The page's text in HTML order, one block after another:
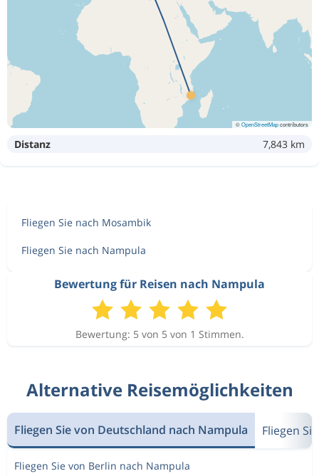
©OpenStreetMapcontributors
Distanz 7,843 km
Fliegen Sie nach Mosambik
Fliegen Sie nach Nampula
Bewertung für Reisen nach Nampula
Bewertung: 5 von 5 von 1 Stimmen.
Alternative Reisemöglichkeiten
Fliegen Sie von Deutschland nach Nampula Fliegen
Fliegen Sie von Berlin nach Nampula